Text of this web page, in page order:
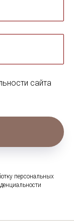
сайта
персональных